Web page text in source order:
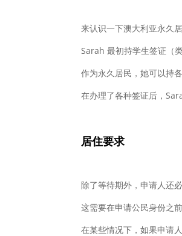
来认识一下澳大利亚永久居
Sarah 最初持学生签证（
作为永久居民，她可以持
在办理了各种签证后，
居住要求
除了等待期外，申请人还
这需要在申请公民身份之
在某些情况下，如果申请